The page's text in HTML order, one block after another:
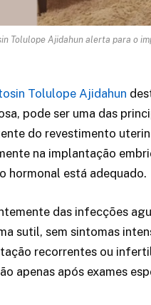
Tolulope Ajidahun alerta para o
Tolulope Ajidahun
pode ser uma das
do revestimento
na implantação
hormonal está adequado.
das infecções
sutil, sem sintomas
recorrentes ou
apenas após exames